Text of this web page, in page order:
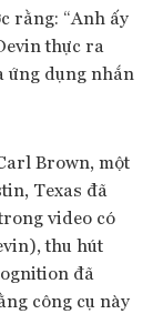
rằng: “Anh ấy
thực ra
ứng dụng nhắn
Brown, một
Texas đã
video có
thu hút
đã
công cụ này